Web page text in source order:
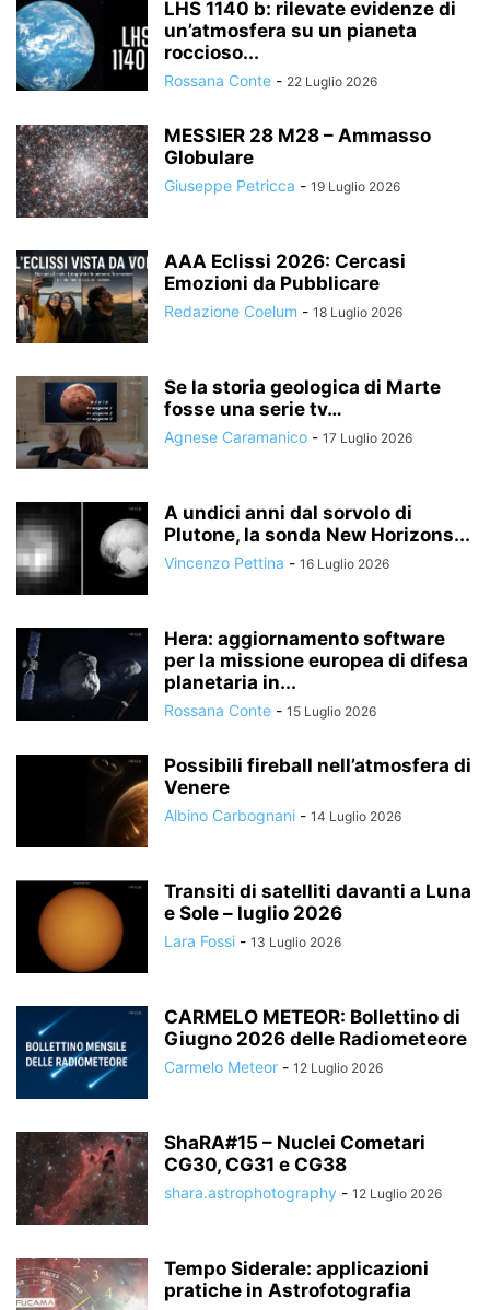
LHS 1140 b: rilevate evidenze di
un’atmosfera su un pianeta
roccioso...
Rossana Conte - 22 Luglio 2026
MESSIER 28 M28 – Ammasso
Globulare
Giuseppe Petricca - 19 Luglio 2026
AAA Eclissi 2026: Cercasi
Emozioni da Pubblicare
Redazione Coelum - 18 Luglio 2026
Se la storia geologica di Marte
fosse una serie tv…
Agnese Caramanico - 17 Luglio 2026
A undici anni dal sorvolo di
Plutone, la sonda New Horizons...
Vincenzo Pettina - 16 Luglio 2026
Hera: aggiornamento software
per la missione europea di difesa
planetaria in...
Rossana Conte - 15 Luglio 2026
Possibili fireball nell’atmosfera di
Venere
Albino Carbognani - 14 Luglio 2026
Transiti di satelliti davanti a Luna
e Sole – luglio 2026
Lara Fossi - 13 Luglio 2026
CARMELO METEOR: Bollettino di
Giugno 2026 delle Radiometeore
Carmelo Meteor - 12 Luglio 2026
ShaRA#15 – Nuclei Cometari
CG30, CG31 e CG38
shara.astrophotography - 12 Luglio 2026
Tempo Siderale: applicazioni
pratiche in Astrofotografia